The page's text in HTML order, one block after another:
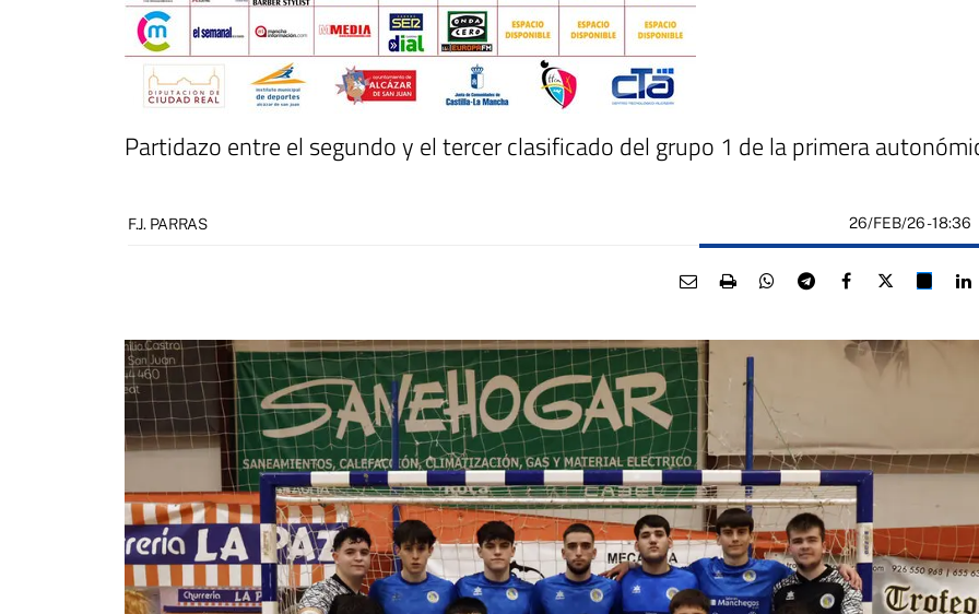
Partidazo entre el segundo y el tercer clasificado del grupo 1 de la primera
F.J. PARRAS 26/FEB/26- 18:36